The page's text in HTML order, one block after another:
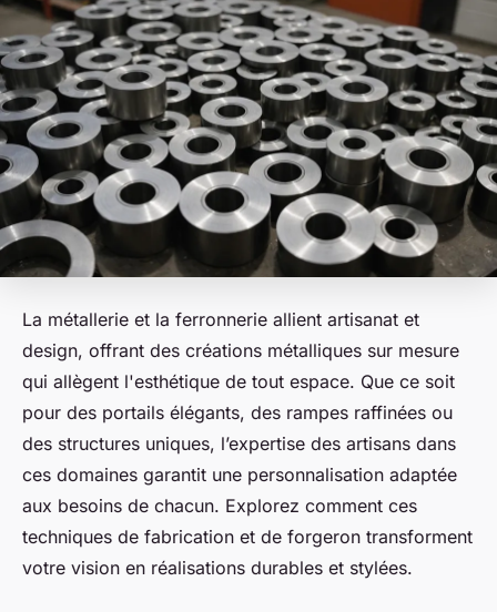
La métallerie et la ferronnerie allient artisanat et
design, offrant des créations métalliques sur mesure
qui allègent l'esthétique de tout espace. Que ce soit
pour des portails élégants, des rampes raffinées ou
des structures uniques, l’expertise des artisans dans
ces domaines garantit une personnalisation adaptée
aux besoins de chacun. Explorez comment ces
techniques de fabrication et de forgeron transforment
votre vision en réalisations durables et stylées.